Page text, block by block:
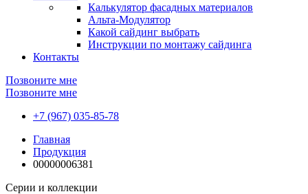
Калькулятор фасадных материалов
Альта-Модулятор
Какой сайдинг выбрать
Инструкции по монтажу сайдинга
Контакты
Позвоните мне
Позвоните мне
+7 (967) 035-85-78
Главная
Продукция
00000006381
Серии и коллекции